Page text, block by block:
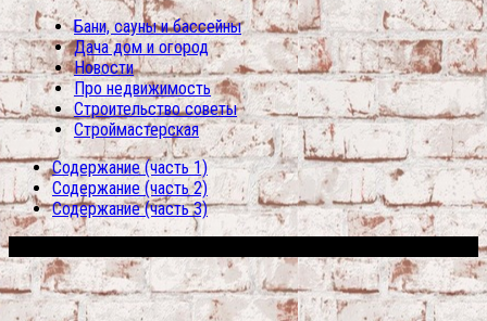
Бани, сауны и бассейны
Дача дом и огород
Новости
Про недвижимость
Строительство советы
Строймастерская
Содержание (часть 1)
Содержание (часть 2)
Содержание (часть 3)